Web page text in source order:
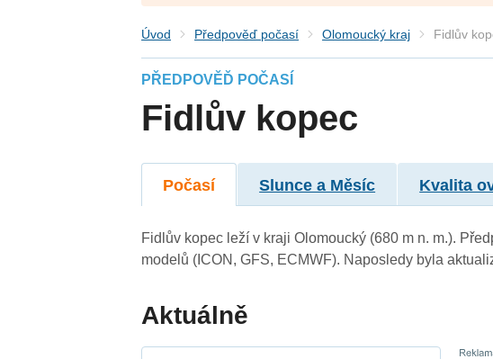
Úvod Předpověď počasí Olomoucký kraj Fidlův
PŘEDPOVĚĎ POČASÍ
Fidlův kopec
Počasí Slunce a Měsíc Kvalita
Fidlův kopec leží v kraji Olomoucký (680 m n. m.).
modelů (ICON, GFS, ECMWF). Naposledy byla
Aktuálně